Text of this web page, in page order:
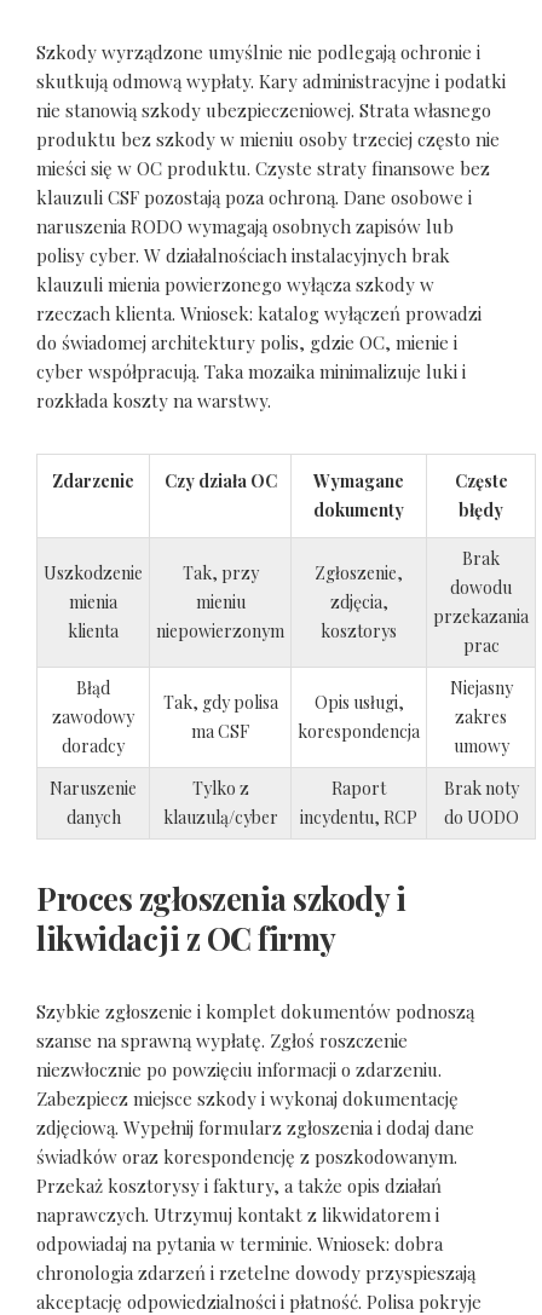
Szkody wyrządzone umyślnie nie podlegają ochronie i
skutkują odmową wypłaty. Kary administracyjne i podatki
nie stanowią szkody ubezpieczeniowej. Strata własnego
produktu bez szkody w mieniu osoby trzeciej często nie
mieści się w OC produktu. Czyste straty finansowe bez
klauzuli CSF pozostają poza ochroną. Dane osobowe i
naruszenia RODO wymagają osobnych zapisów lub
polisy cyber. W działalnościach instalacyjnych brak
klauzuli mienia powierzonego wyłącza szkody w
rzeczach klienta. Wniosek: katalog wyłączeń prowadzi
do świadomej architektury polis, gdzie OC, mienie i
cyber współpracują. Taka mozaika minimalizuje luki i
rozkłada koszty na warstwy.
Zdarzenie Czy działa OC
Wymagane
dokumenty
Częste
błędy
Uszkodzenie
mienia
klienta
Tak, przy
mieniu
niepowierzonym
Zgłoszenie,
zdjęcia,
kosztorys
Brak
dowodu
przekazania
prac
Błąd
zawodowy
doradcy
Tak, gdy polisa
ma CSF
Opis usługi,
korespondencja
Niejasny
zakres
umowy
Naruszenie
danych
Tylko z
klauzulą/cyber
Raport
incydentu, RCP
Brak noty
do UODO
Proces zgłoszenia szkody i
likwidacji z OC firmy
Szybkie zgłoszenie i komplet dokumentów podnoszą
szanse na sprawną wypłatę. Zgłoś roszczenie
niezwłocznie po powzięciu informacji o zdarzeniu.
Zabezpiecz miejsce szkody i wykonaj dokumentację
zdjęciową. Wypełnij formularz zgłoszenia i dodaj dane
świadków oraz korespondencję z poszkodowanym.
Przekaż kosztorysy i faktury, a także opis działań
naprawczych. Utrzymuj kontakt z likwidatorem i
odpowiadaj na pytania w terminie. Wniosek: dobra
chronologia zdarzeń i rzetelne dowody przyspieszają
akceptację odpowiedzialności i płatność. Polisa pokryje